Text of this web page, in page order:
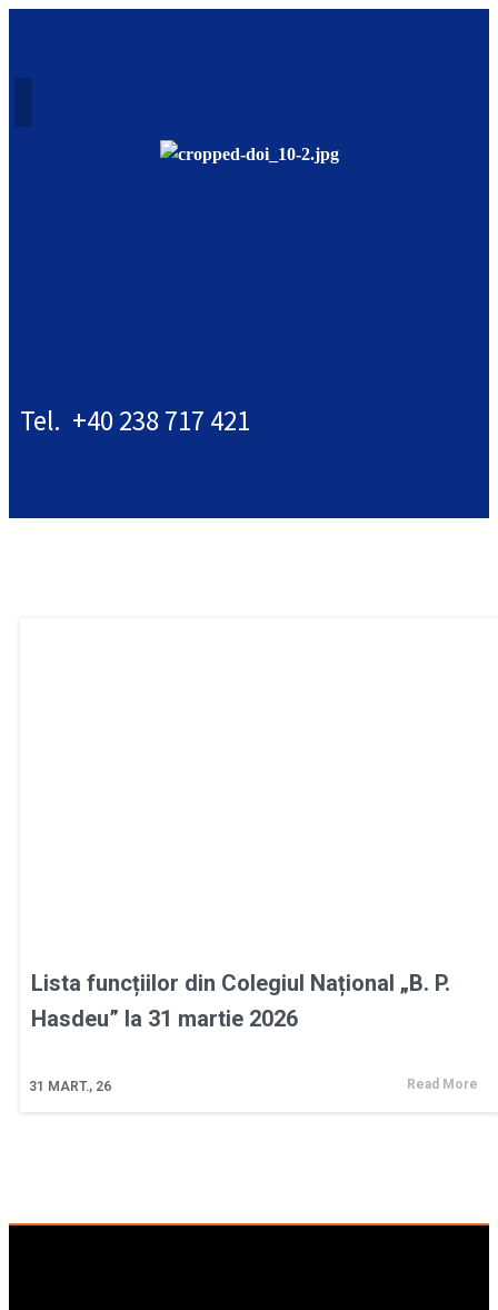
Tel. +40 238 717 421
Lista funcțiilor din Colegiul Național „B. P.
Hasdeu” la 31 martie 2026
31 MART., 26 Read More